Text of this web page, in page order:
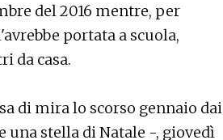
del 2016 mentre, per
portata a scuola,
da casa.
di mira lo scorso gennaio dai
una stella di Natale -, giovedì